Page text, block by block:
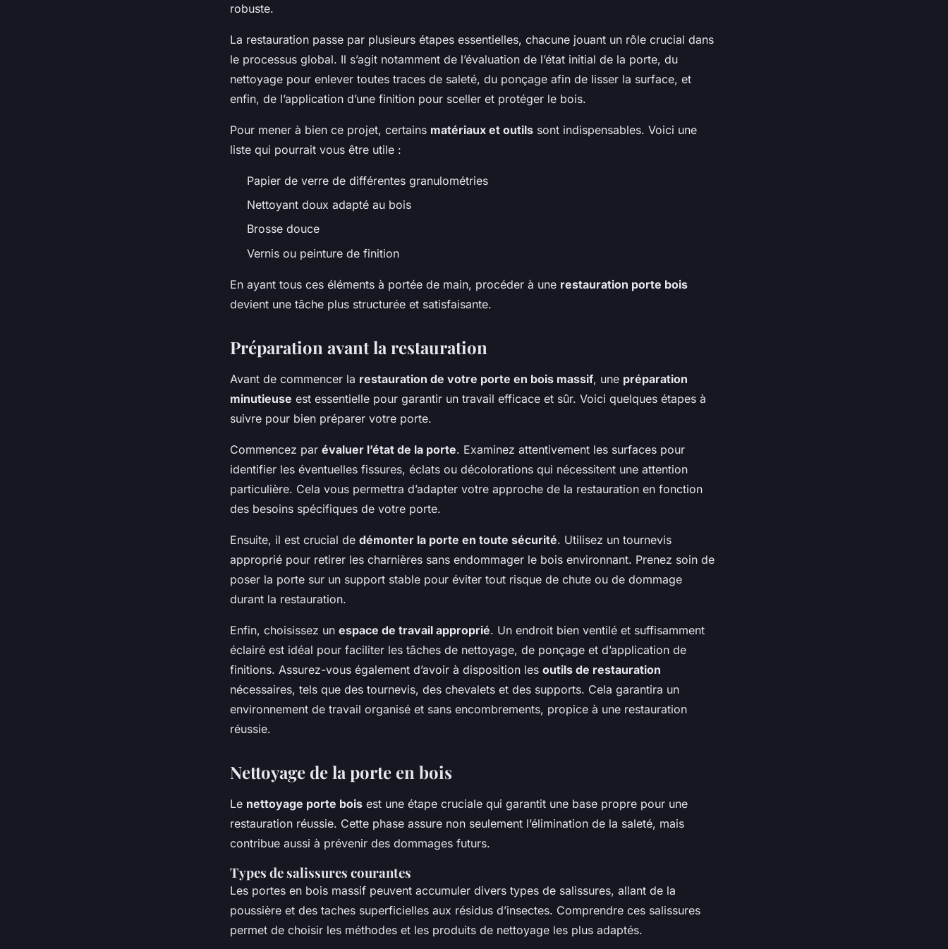
robuste.
La restauration passe par plusieurs étapes essentielles, chacune jouant un rôle crucial dans
le processus global. Il s’agit notamment de l’évaluation de l’état initial de la porte, du
nettoyage pour enlever toutes traces de saleté, du ponçage afin de lisser la surface, et
enfin, de l’application d’une finition pour sceller et protéger le bois.
Pour mener à bien ce projet, certains matériaux et outils sont indispensables. Voici une
liste qui pourrait vous être utile :
Papier de verre de différentes granulométries
Nettoyant doux adapté au bois
Brosse douce
Vernis ou peinture de finition
En ayant tous ces éléments à portée de main, procéder à une restauration porte bois
devient une tâche plus structurée et satisfaisante.
Préparation avant la restauration
Avant de commencer la restauration de votre porte en bois massif, une préparation
minutieuse est essentielle pour garantir un travail efficace et sûr. Voici quelques étapes à
suivre pour bien préparer votre porte.
Commencez par évaluer l’état de la porte. Examinez attentivement les surfaces pour
identifier les éventuelles fissures, éclats ou décolorations qui nécessitent une attention
particulière. Cela vous permettra d’adapter votre approche de la restauration en fonction
des besoins spécifiques de votre porte.
Ensuite, il est crucial de démonter la porte en toute sécurité. Utilisez un tournevis
approprié pour retirer les charnières sans endommager le bois environnant. Prenez soin de
poser la porte sur un support stable pour éviter tout risque de chute ou de dommage
durant la restauration.
Enfin, choisissez un espace de travail approprié. Un endroit bien ventilé et suffisamment
éclairé est idéal pour faciliter les tâches de nettoyage, de ponçage et d’application de
finitions. Assurez-vous également d’avoir à disposition les outils de restauration
nécessaires, tels que des tournevis, des chevalets et des supports. Cela garantira un
environnement de travail organisé et sans encombrements, propice à une restauration
réussie.
Nettoyage de la porte en bois
Le nettoyage porte bois est une étape cruciale qui garantit une base propre pour une
restauration réussie. Cette phase assure non seulement l’élimination de la saleté, mais
contribue aussi à prévenir des dommages futurs.
Types de salissures courantes
Les portes en bois massif peuvent accumuler divers types de salissures, allant de la
poussière et des taches superficielles aux résidus d’insectes. Comprendre ces salissures
permet de choisir les méthodes et les produits de nettoyage les plus adaptés.